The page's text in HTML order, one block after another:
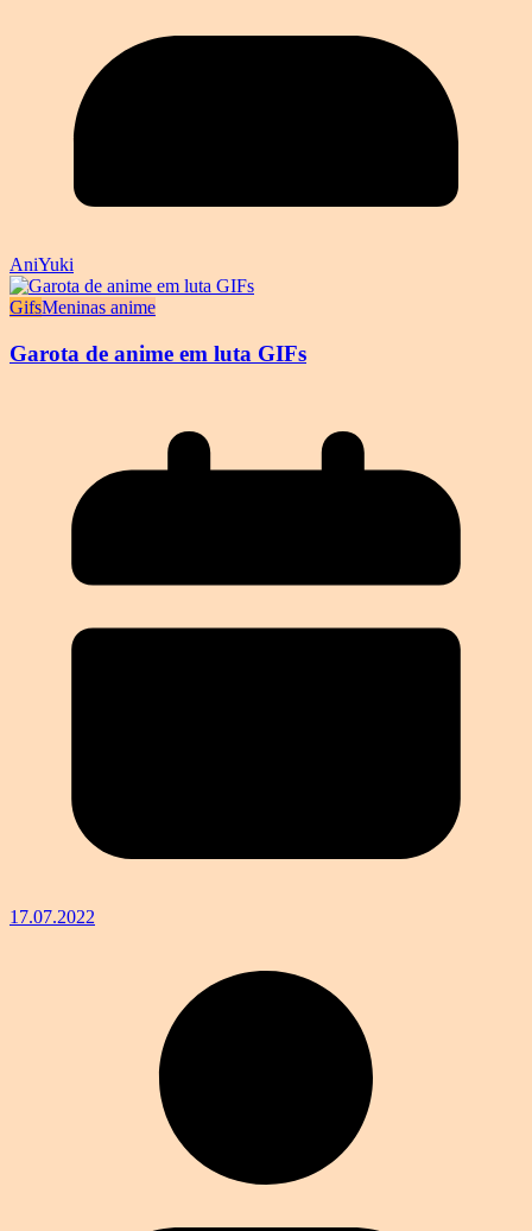
AniYuki
GifsMeninas anime
Garota de anime em luta GIFs
17.07.2022